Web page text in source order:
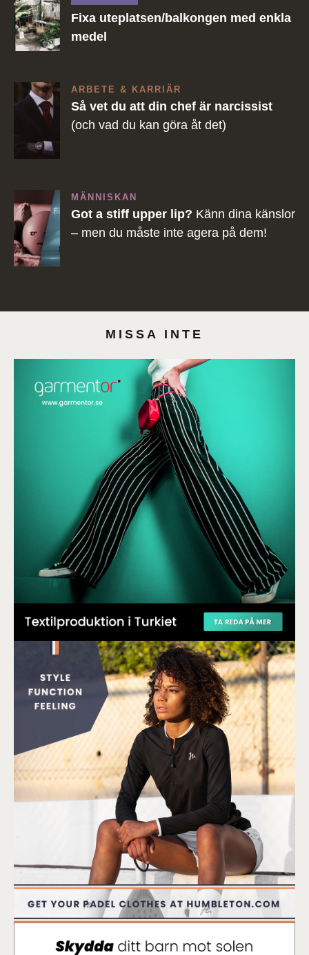
Fixa uteplatsen/balkongen med enkla
medel
ARBETE & KARRIÄR
Så vet du att din chef är narcissist
(och vad du kan göra åt det)
MÄNNISKAN
Got a stiff upper lip? Känn dina känslor
– men du måste inte agera på dem!
MISSA INTE